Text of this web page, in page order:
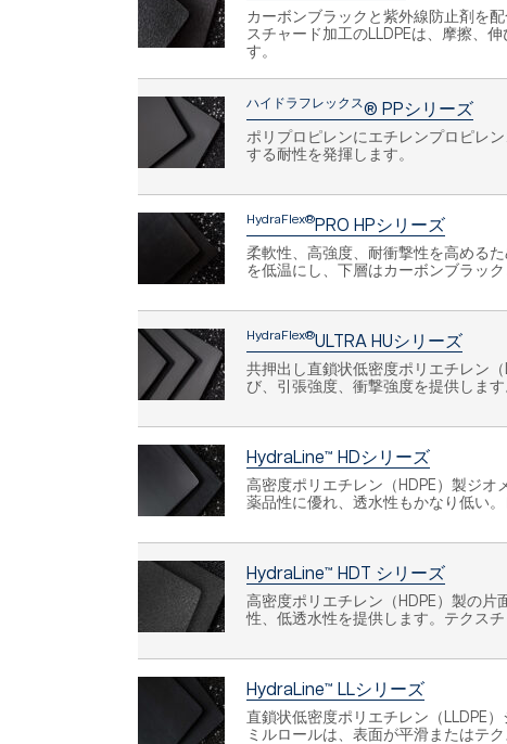
カーボンブラックと紫外線防止剤を
スチャード加工のLLDPEは、摩擦、
す。
ハイドラフレックス® PPシリーズ
ポリプロピレンにエチレンプロピレ
する耐性を発揮します。
HydraFlex®PRO HPシリーズ
柔軟性、高強度、耐衝撃性を高める
を低温にし、下層はカーボンブラッ
HydraFlex®ULTRA HUシリーズ
共押出し直鎖状低密度ポリエチレン
び、引張強度、衝撃強度を提供しま
HydraLine™ HDシリーズ
高密度ポリエチレン（HDPE）製ジ
薬品性に優れ、透水性もかなり低い
HydraLine™ HDT シリーズ
高密度ポリエチレン（HDPE）製の
性、低透水性を提供します。テクス
HydraLine™ LLシリーズ
直鎖状低密度ポリエチレン（LLDPE
ミルロールは、表面が平滑またはテ